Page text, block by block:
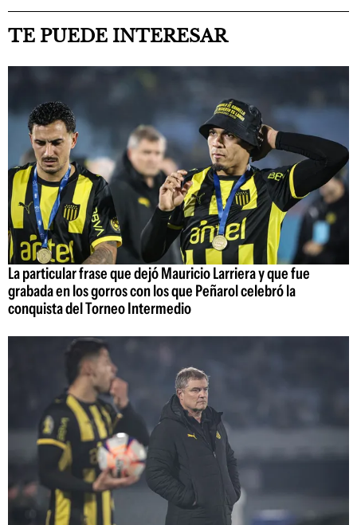
TE PUEDE INTERESAR
La particular frase que dejó Mauricio Larriera y que fue
grabada en los gorros con los que Peñarol celebró la
conquista del Torneo Intermedio